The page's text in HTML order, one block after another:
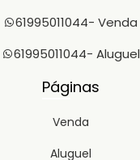
61995011044- Venda
61995011044- Aluguel
Páginas
Venda
Aluguel